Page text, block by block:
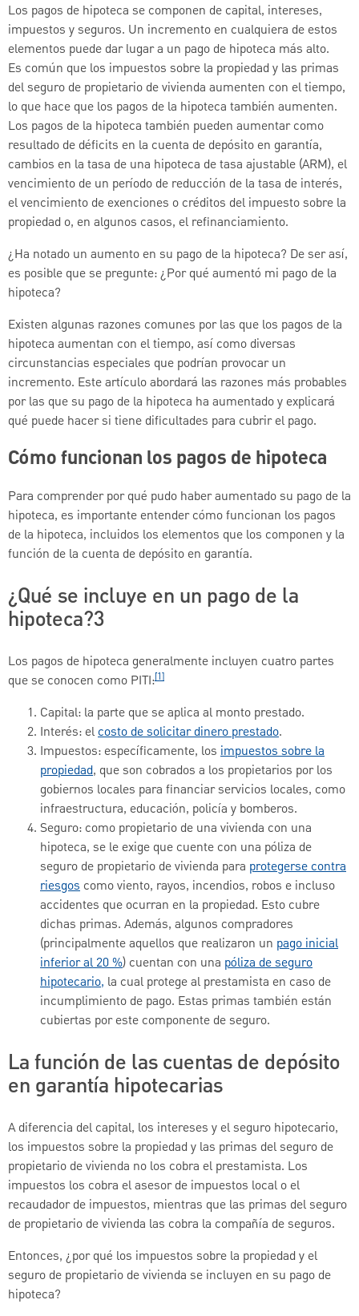
Los pagos de hipoteca se componen de capital, intereses,
impuestos y seguros. Un incremento en cualquiera de estos
elementos puede dar lugar a un pago de hipoteca más alto.
Es común que los impuestos sobre la propiedad y las primas
del seguro de propietario de vivienda aumenten con el tiempo,
lo que hace que los pagos de la hipoteca también aumenten.
Los pagos de la hipoteca también pueden aumentar como
resultado de déficits en la cuenta de depósito en garantía,
cambios en la tasa de una hipoteca de tasa ajustable (ARM), el
vencimiento de un período de reducción de la tasa de interés,
el vencimiento de exenciones o créditos del impuesto sobre la
propiedad o, en algunos casos, el refinanciamiento.
¿Ha notado un aumento en su pago de la hipoteca? De ser así,
es posible que se pregunte: ¿Por qué aumentó mi pago de la
hipoteca?
Existen algunas razones comunes por las que los pagos de la
hipoteca aumentan con el tiempo, así como diversas
circunstancias especiales que podrían provocar un
incremento. Este artículo abordará las razones más probables
por las que su pago de la hipoteca ha aumentado y explicará
qué puede hacer si tiene dificultades para cubrir el pago.
Cómo funcionan los pagos de hipoteca
Para comprender por qué pudo haber aumentado su pago de la
hipoteca, es importante entender cómo funcionan los pagos
de la hipoteca, incluidos los elementos que los componen y la
función de la cuenta de depósito en garantía.
¿Qué se incluye en un pago de la
hipoteca?3
Los pagos de hipoteca generalmente incluyen cuatro partes
que se conocen como PITI:[1]
Capital: la parte que se aplica al monto prestado.
Interés: elcosto de solicitar dinero prestado.
Impuestos: específicamente, los impuestos sobre la
propiedad, que son cobrados a los propietarios por los
gobiernos locales para financiar servicios locales, como
infraestructura, educación, policía y bomberos.
Seguro: como propietario de una vivienda con una
hipoteca, se le exige que cuente con una póliza de
seguro de propietario de vivienda para protegerse contra
riesgos como viento, rayos, incendios, robos e incluso
accidentes que ocurran en la propiedad. Esto cubre
dichas primas. Además, algunos compradores
(principalmente aquellos que realizaron un pago inicial
inferior al 20 %) cuentan con una póliza de seguro
hipotecario, la cual protege al prestamista en caso de
incumplimiento de pago. Estas primas también están
cubiertas por este componente de seguro.
La función de las cuentas de depósito
en garantía hipotecarias
A diferencia del capital, los intereses y el seguro hipotecario,
los impuestos sobre la propiedad y las primas del seguro de
propietario de vivienda no los cobra el prestamista. Los
impuestos los cobra el asesor de impuestos local o el
recaudador de impuestos, mientras que las primas del seguro
de propietario de vivienda las cobra la compañía de seguros.
Entonces, ¿por qué los impuestos sobre la propiedad y el
seguro de propietario de vivienda se incluyen en su pago de
hipoteca?